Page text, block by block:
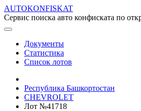
AUTOKONFISKAT
Сервис поиска авто конфиската по
Документы
Статистика
Список лотов
Республика Башкортостан
CHEVROLET
Лот №41718